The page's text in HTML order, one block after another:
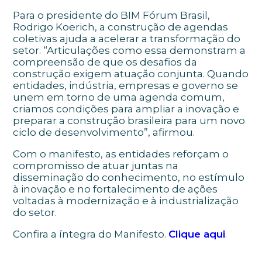
Para o presidente do BIM Fórum Brasil,
Rodrigo Koerich, a construção de agendas
coletivas ajuda a acelerar a transformação do
setor. “Articulações como essa demonstram a
compreensão de que os desafios da
construção exigem atuação conjunta. Quando
entidades, indústria, empresas e governo se
unem em torno de uma agenda comum,
criamos condições para ampliar a inovação e
preparar a construção brasileira para um novo
ciclo de desenvolvimento”, afirmou.
Com o manifesto, as entidades reforçam o
compromisso de atuar juntas na
disseminação do conhecimento, no estímulo
à inovação e no fortalecimento de ações
voltadas à modernização e à industrialização
do setor.
Confira a íntegra do Manifesto. Clique aqui.